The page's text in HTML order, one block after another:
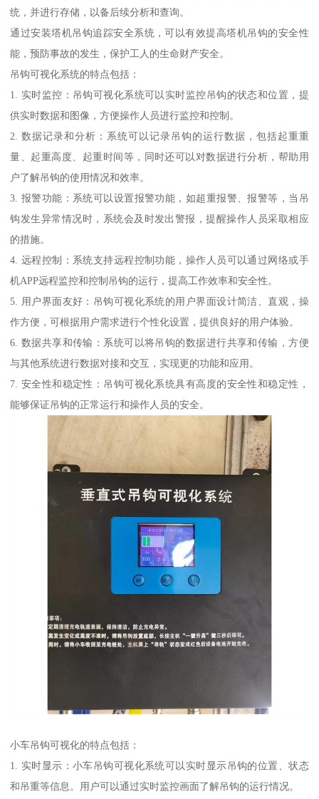
统，并进行存储，以备后续分析和查询。
通过安装塔机吊钩追踪安全系统，可以有效提高塔机吊钩的安全性
能，预防事故的发生，保护工人的生命财产安全。
吊钩可视化系统的特点包括：
1. 实时监控：吊钩可视化系统可以实时监控吊钩的状态和位置，提
供实时数据和图像，方便操作人员进行监控和控制。
2. 数据记录和分析：系统可以记录吊钩的运行数据，包括起重重
量、起重高度、起重时间等，同时还可以对数据进行分析，帮助用
户了解吊钩的使用情况和效率。
3. 报警功能：系统可以设置报警功能，如超重报警、报警等，当吊
钩发生异常情况时，系统会及时发出警报，提醒操作人员采取相应
的措施。
4. 远程控制：系统支持远程控制功能，操作人员可以通过网络或手
机APP远程监控和控制吊钩的运行，提高工作效率和安全性。
5. 用户界面友好：吊钩可视化系统的用户界面设计简洁、直观，操
作方便，可根据用户需求进行个性化设置，提供良好的用户体验。
6. 数据共享和传输：系统可以将吊钩的数据进行共享和传输，方便
与其他系统进行数据对接和交互，实现更的功能和应用。
7. 安全性和稳定性：吊钩可视化系统具有高度的安全性和稳定性，
能够保证吊钩的正常运行和操作人员的安全。
小车吊钩可视化的特点包括：
1. 实时显示：小车吊钩可视化系统可以实时显示吊钩的位置、状态
和吊重等信息。用户可以通过实时监控画面了解吊钩的运行情况。